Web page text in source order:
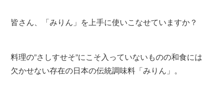
皆さん、「みりん」を上手に使いこなせていますか？
料理の”さしすせそ”にこそ入っていないものの和食には
欠かせない存在の日本の伝統調味料「みりん」。